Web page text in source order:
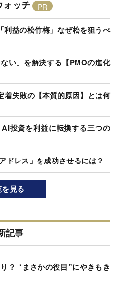
ォッチ
利益の松竹梅」なぜ松を狙うべ
い」を解決する【PMOの進化
着失敗の【本質的原因】とは何
投資を利益に転換する三つの
ドレス」を成功させるには？
見る
記事
？ “まさかの役目”にやきもき